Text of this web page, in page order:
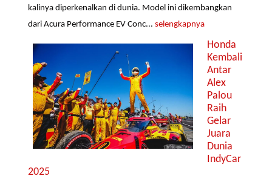
kalinya diperkenalkan di dunia. Model ini dikembangkan
dari Acura Performance EV Conc...selengkapnya
Honda
Kembali
Antar
Alex
Palou
Raih
Gelar
Juara
Dunia
IndyCar
2025